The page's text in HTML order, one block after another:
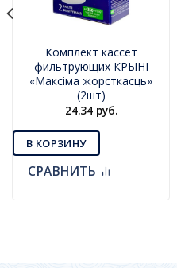
Комплект кассет
фильтрующих КРЫНI
«Максiма жорсткасць»
(2шт)
24.34руб.
В КОРЗИНУ
СРАВНИТЬ